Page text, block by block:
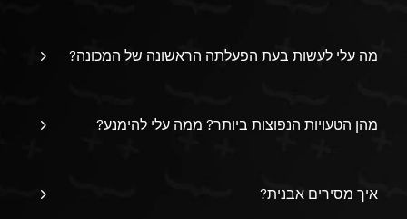
מה עלי לעשות בעת הפעלתה הראשונה של המכונה?
מהן הטעויות הנפוצות ביותר? ממה עלי להימנע?
איך מסירים אבנית?